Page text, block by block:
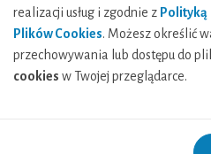
gminne
realizacji usług i zgodnie z Polityką
Plików Cookies. Możesz określić
przechowywania lub dostępu do
cookies w Twojej przeglądarce.